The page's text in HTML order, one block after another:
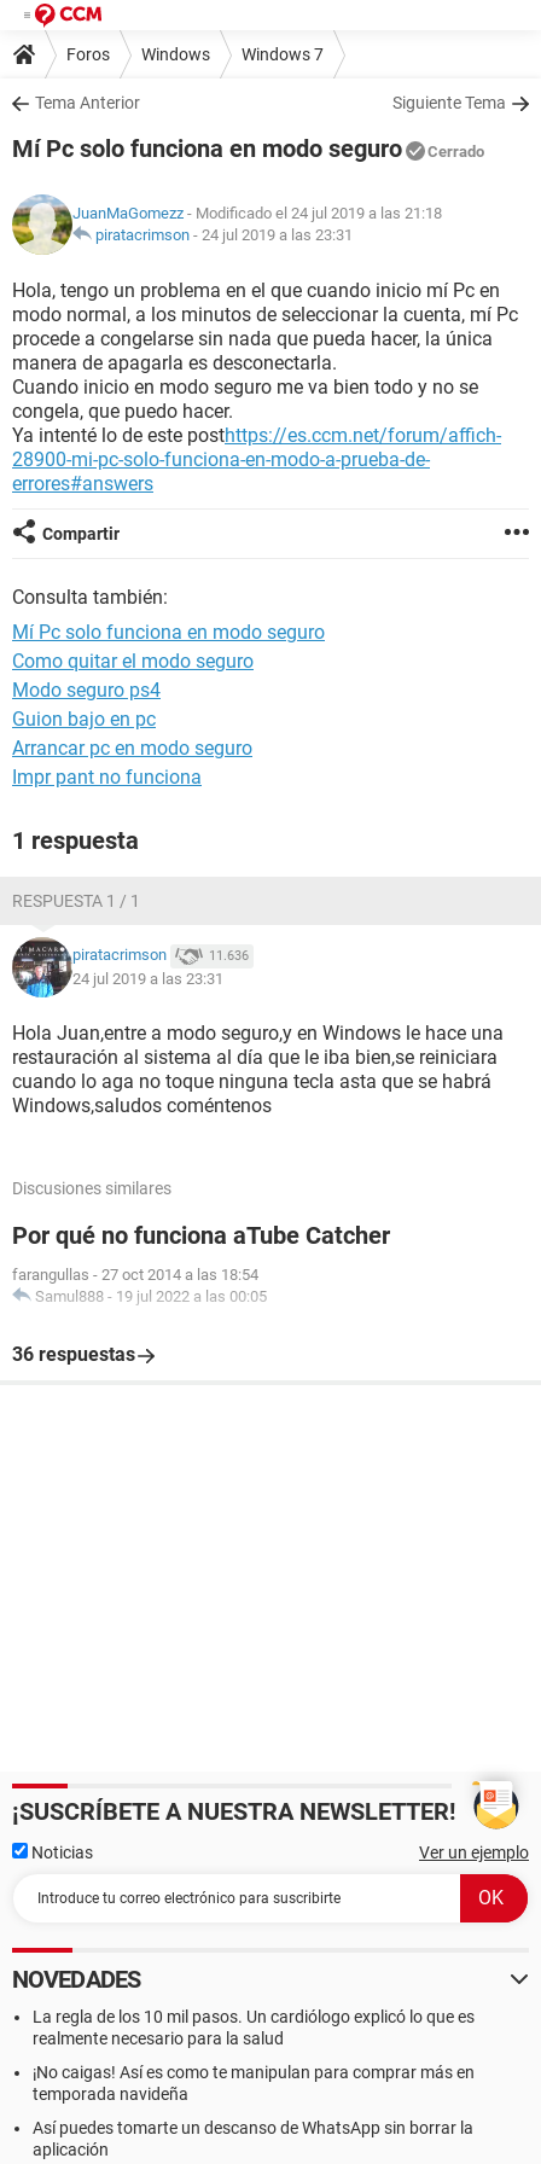
Foros Windows Windows 7
Tema Anterior Siguiente Tema
Mí Pc solo funciona en modo seguro Cerrado
JuanMaGomezz - Modificado el 24 jul 2019 a las 21:18
piratacrimson - 24 jul 2019 a las 23:31
Hola, tengo un problema en el que cuando inicio mí Pc en
modo normal, a los minutos de seleccionar la cuenta, mí Pc
procede a congelarse sin nada que pueda hacer, la única
manera de apagarla es desconectarla.
Cuando inicio en modo seguro me va bien todo y no se
congela, que puedo hacer.
Ya intenté lo de este posthttps://es.ccm.net/forum/affich-
28900-mi-pc-solo-funciona-en-modo-a-prueba-de-
errores#answers
Compartir
Consulta también:
Mí Pc solo funciona en modo seguro
Como quitar el modo seguro
Modo seguro ps4
Guion bajo en pc
Arrancar pc en modo seguro
Impr pant no funciona
1 respuesta
RESPUESTA 1 / 1
piratacrimson 11.636
24 jul 2019 a las 23:31
Hola Juan,entre a modo seguro,y en Windows le hace una
restauración al sistema al día que le iba bien,se reiniciara
cuando lo aga no toque ninguna tecla asta que se habrá
Windows,saludos coméntenos
Discusiones similares
Por qué no funciona aTube Catcher
farangullas - 27 oct 2014 a las 18:54
Samul888 - 19 jul 2022 a las 00:05
36 respuestas
¡SUSCRÍBETE A NUESTRA NEWSLETTER!
Noticias Ver un ejemplo
NOVEDADES
La regla de los 10 mil pasos. Un cardiólogo explicó lo que es
realmente necesario para la salud
¡No caigas! Así es como te manipulan para comprar más en
temporada navideña
Así puedes tomarte un descanso de WhatsApp sin borrar la
aplicación